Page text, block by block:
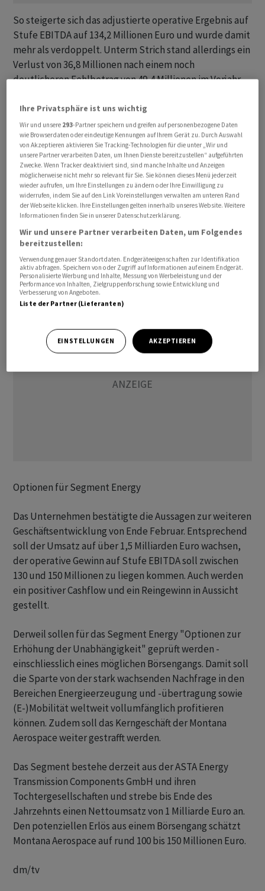
So steigerte sich das adjustierte operative Ergebnis auf
Stufe EBITDA auf 134,2 Millionen Euro und wurde damit
mehr als verdoppelt. Unterm Strich stand allerdings ein
Verlust von 36,8 Millionen nach einem noch
deutlicheren Fehlbetrag von 49,4 Millionen im Vorjahr,
Profitiert hat das Unternehmen von den Übernahmen
von São Marco und Asco sowie einem Einmaleffekt aus
dem Verkauf der nicht zum Kerngeschäft gehörenden
Maschinensparte im Dezember 2022. Beide
übernommenen Unternehmen befänden sich in der
Endphase der Integration. Analysten hatten sich
allerdings noch ein etwas besseres Ergebnis erhofft.
Bereits bekannt war der Umsatzsprung um 70 Prozent
auf 1,31 Milliarden Euro. Alle drei Sparten trugen zu
dieser Entwicklung bei. Vor allem im vierten Quartal
hatte sich das Wachstum weiter beschleunigt.
Optionen für Segment Energy
Das Unternehmen bestätigte die Aussagen zur weiteren
Geschäftsentwicklung von Ende Februar. Entsprechend
soll der Umsatz auf über 1,5 Milliarden Euro wachsen,
der operative Gewinn auf Stufe EBITDA soll zwischen
130 und 150 Millionen zu liegen kommen. Auch werden
ein positiver Cashflow und ein Reingewinn in Aussicht
gestellt.
Derweil sollen für das Segment Energy "Optionen zur
Erhöhung der Unabhängigkeit" geprüft werden -
einschliesslich eines möglichen Börsengangs. Damit soll
die Sparte von der stark wachsenden Nachfrage in den
Bereichen Energieerzeugung und -übertragung sowie
(E-)Mobilität weltweit vollumfänglich profitieren
können. Zudem soll das Kerngeschäft der Montana
Aerospace weiter gestrafft werden.
Das Segment bestehe derzeit aus der ASTA Energy
Transmission Components GmbH und ihren
Tochtergesellschaften und strebe bis Ende des
Jahrzehnts einen Nettoumsatz von 1 Milliarde Euro an.
Den potenziellen Erlös aus einem Börsengang schätzt
Montana Aerospace auf rund 100 bis 150 Millionen Euro.
dm/tv
Ihre Privatsphäre ist uns wichtig
Wir und unsere 293-Partner speichern und greifen auf personenbezogene Daten
wie Browserdaten oder eindeutige Kennungen auf Ihrem Gerät zu. Durch Auswahl
von Akzeptieren aktivieren Sie Tracking-Technologien für die unter „Wir und
unsere Partner verarbeiten Daten, um Ihnen Dienste bereitzustellen“ aufgeführten
Zwecke. Wenn Tracker deaktiviert sind, sind manche Inhalte und Anzeigen
möglicherweise nicht mehr so relevant für Sie. Sie können dieses Menü jederzeit
wieder aufrufen, um Ihre Einstellungen zu ändern oder Ihre Einwilligung zu
widerrufen, indem Sie auf den Link Voreinstellungen verwalten am unteren Rand
der Webseite klicken. Ihre Einstellungen gelten innerhalb unseres Website. Weitere
Informationen finden Sie in unserer Datenschutzerklärung.
Wir und unsere Partner verarbeiten Daten, um Folgendes
bereitzustellen:
Verwendung genauer Standortdaten. Endgeräteeigenschaften zur Identifikation
aktiv abfragen. Speichern von oder Zugriff auf Informationen auf einem Endgerät.
Personalisierte Werbung und Inhalte, Messung von Werbeleistung und der
Performance von Inhalten, Zielgruppenforschung sowie Entwicklung und
Verbesserung von Angeboten.
Liste der Partner (Lieferanten)
EINSTELLUNGEN AKZEPTIEREN